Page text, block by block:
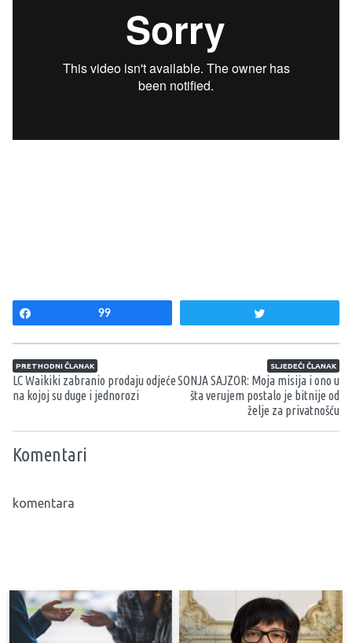
99
Navigacija članaka
PRETHODNI ČLANAK
LC Waikiki zabranio prodaju odjeće
na kojoj su duge i jednorozi
SLJEDEĆI ČLANAK
SONJA SAJZOR: Moja misija i ono u
šta verujem postalo je bitnije od
želje za privatnošću
Komentari
komentara